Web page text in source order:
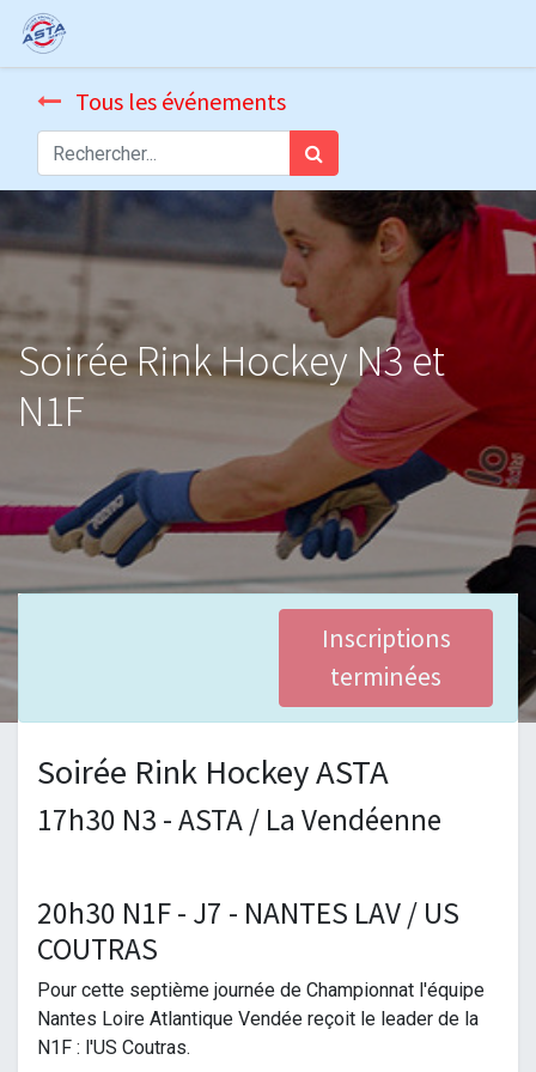
Tous les événements
Soirée Rink Hockey N3 et
N1F
Inscriptions
terminées
Soirée Rink Hockey ASTA
17h30 N3 - ASTA / La Vendéenne
20h30 N1F - J7 - NANTES LAV / US
COUTRAS
Pour cette septième journée de Championnat l'équipe
Nantes Loire Atlantique Vendée reçoit le leader de la
N1F : l'US Coutras.